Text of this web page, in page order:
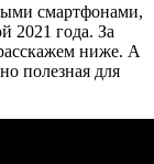
смартфонами,
2021 года. За
ниже. А
полезная для